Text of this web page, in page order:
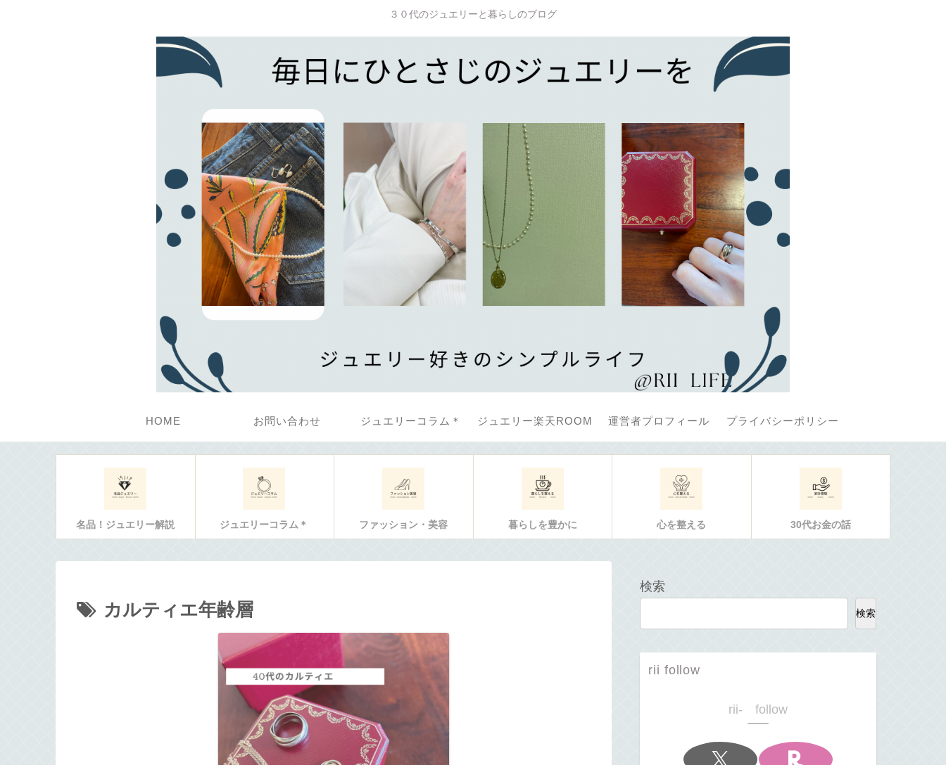
３０代のジュエリーと暮らしのブログ
HOME お問い合わせ ジュエリーコラム＊ ジュエリー楽天ROOM 運営者プロフィール プライバシーポリシー
名品！ジュエリー解説 ジュエリーコラム＊ ファッション・美容 暮らしを豊かに 心を整える 30代お金の話
カルティエ年齢層
検索
検索
rii follow
rii- follow